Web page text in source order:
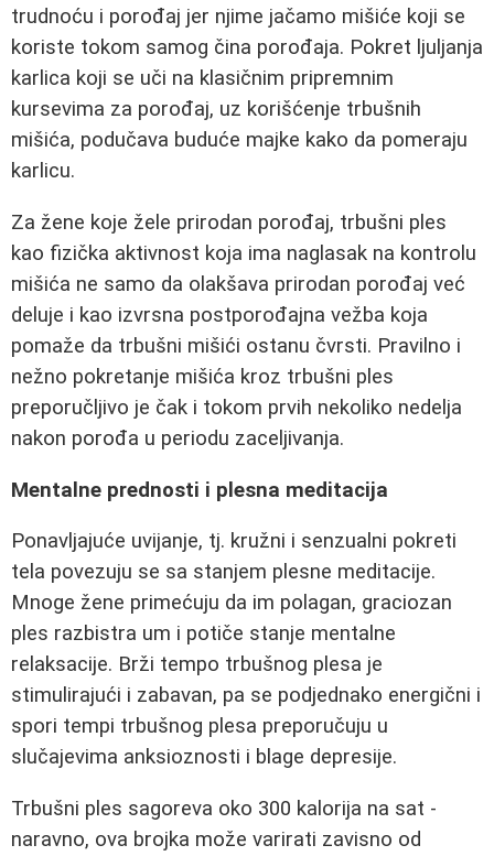
trudnoću i porođaj jer njime jačamo mišiće koji se
koriste tokom samog čina porođaja. Pokret ljuljanja
karlica koji se uči na klasičnim pripremnim
kursevima za porođaj, uz korišćenje trbušnih
mišića, podučava buduće majke kako da pomeraju
karlicu.
Za žene koje žele prirodan porođaj, trbušni ples
kao fizička aktivnost koja ima naglasak na kontrolu
mišića ne samo da olakšava prirodan porođaj već
deluje i kao izvrsna postporođajna vežba koja
pomaže da trbušni mišići ostanu čvrsti. Pravilno i
nežno pokretanje mišića kroz trbušni ples
preporučljivo je čak i tokom prvih nekoliko nedelja
nakon porođa u periodu zaceljivanja.
Mentalne prednosti i plesna meditacija
Ponavljajuće uvijanje, tj. kružni i senzualni pokreti
tela povezuju se sa stanjem plesne meditacije.
Mnoge žene primećuju da im polagan, graciozan
ples razbistra um i potiče stanje mentalne
relaksacije. Brži tempo trbušnog plesa je
stimulirajući i zabavan, pa se podjednako energični i
spori tempi trbušnog plesa preporučuju u
slučajevima anksioznosti i blage depresije.
Trbušni ples sagoreva oko 300 kalorija na sat -
naravno, ova brojka može varirati zavisno od